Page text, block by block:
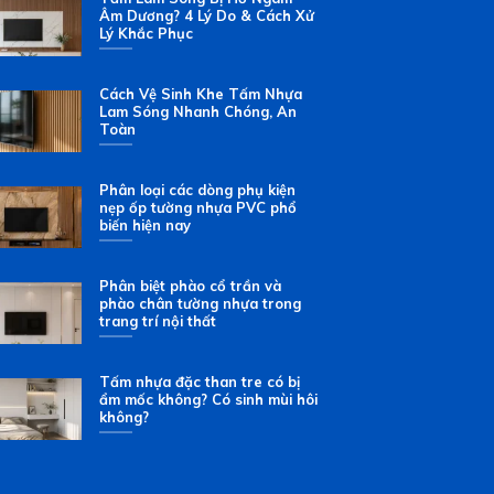
Âm Dương? 4 Lý Do & Cách Xử
Lý Khắc Phục
Cách Vệ Sinh Khe Tấm Nhựa
Lam Sóng Nhanh Chóng, An
Toàn
Phân loại các dòng phụ kiện
nẹp ốp tường nhựa PVC phổ
biến hiện nay
Phân biệt phào cổ trần và
phào chân tường nhựa trong
trang trí nội thất
Tấm nhựa đặc than tre có bị
ẩm mốc không? Có sinh mùi hôi
không?